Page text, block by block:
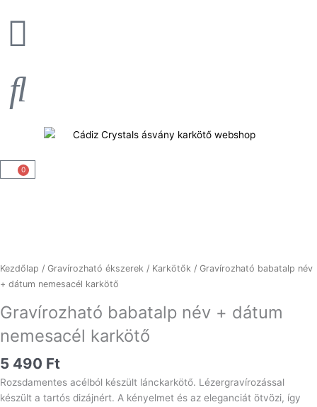
0
Kosár
Kezdőlap / Gravírozható ékszerek / Karkötők / Gravírozható babatalp név
+ dátum nemesacél karkötő
Gravírozható babatalp név + dátum
nemesacél karkötő
5 490 Ft
Rozsdamentes acélból készült lánckarkötő. Lézergravírozással
készült a tartós dizájnért. A kényelmet és az eleganciát ötvözi, így